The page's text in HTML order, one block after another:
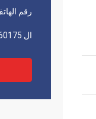
رقم
ال WhatsApp :